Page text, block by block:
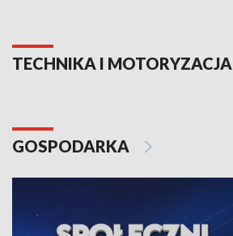
TECHNIKA I MOTORYZACJA
GOSPODARKA